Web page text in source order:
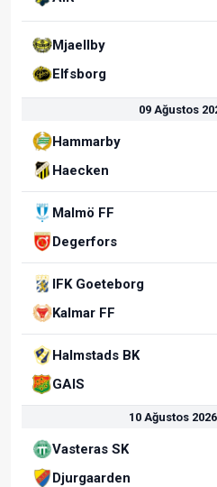
Mjaellby
Elfsborg
09 Ağustos
Hammarby
Haecken
Malmö FF
Degerfors
IFK Goeteborg
Kalmar FF
Halmstads BK
GAIS
10 Ağustos
Vasteras SK
Djurgaarden